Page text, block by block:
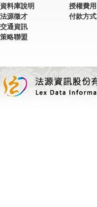
資料庫說明
法源徵才
交通資訊
策略聯盟
授權費用
付款方式